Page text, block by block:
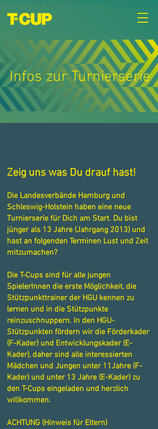
Infos zur Turnierserie
Zeig uns was Du drauf hast!
Die Landesverbände Hamburg und
Schleswig-Holstein haben eine neue
Turnierserie für Dich am Start. Du bist
jünger als 13 Jahre (Jahrgang 2013) und
hast an folgenden Terminen Lust und Zeit
mitzumachen?
Die T-Cups sind für alle jungen
SpielerInnen die erste Möglichkeit, die
Stützpunkttrainer der HGU kennen zu
lernen und in die Stützpunkte
reinzuschnuppern. In den HGU-
Stützpunkten fördern wir die Förderkader
(F-Kader) und Entwicklungskader (E-
Kader), daher sind alle interessierten
Mädchen und Jungen unter 11Jahre (F-
Kader) und unter 13 Jahre (E-Kader) zu
den T-Cups eingeladen und herzlich
willkommen.
ACHTUNG (Hinweis für Eltern)